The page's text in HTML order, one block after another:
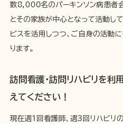
数8,000名のパーキンソン病患者
とその家族が中心となって活動し
ビスを活用しつつ、ご自身の活動
ります。
訪問看護・訪問リハビリを利
えてください！
現在週1回看護師、週3回リハビリ